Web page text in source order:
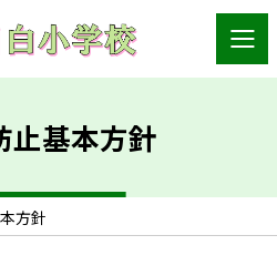
止基本方針
方針